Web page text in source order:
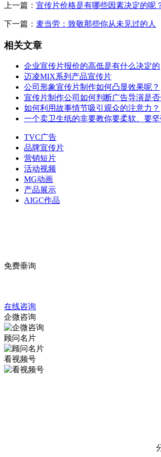
上一篇： 宣传片价格是有哪些因素决定的呢
下一篇： 麦当劳：致敬那些你从未见过的人
相关文章
企业宣传片报价的高低是有什么决定的
迈凌MIX系列产品宣传片
公司形象宣传片制作如何凸显效果呢？
宣传片制作公司如何判断广告导演是否
如何利用故事情节吸引观众的注意力？
一个卖卫生纸的非要教你要柔软、要坚
TVC广告
品牌宣传片
营销短片
活动视频
MG动画
产品展示
AIGC作品
免费垂询
在线咨询
企微咨询
顾问名片
看视频号